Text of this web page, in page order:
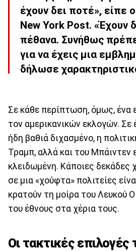
έχουν δει ποτέ», είπε
New York Post. «Έχουν
πέθανα. Συνήθως
για να έχεις μια
δήλωσε
Σε κάθε περίπτωση, όμως, ένα
τον αμερικανικών εκλογών. Σε
ήδη βαθιά διχασμένο, η
Τραμπ, αλλά και του Μπάιντεν
κλειδωμένη. Κάποιες δεκάδες
σε μια «χούφτα» πολιτείες
κρατούν τη μοίρα του Λευκού
του έθνους στα χέρια τους.
Οι τακτικές